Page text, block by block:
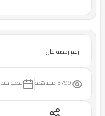
رقم رخصة فال: --
3799 مشاهدة عضو منذ